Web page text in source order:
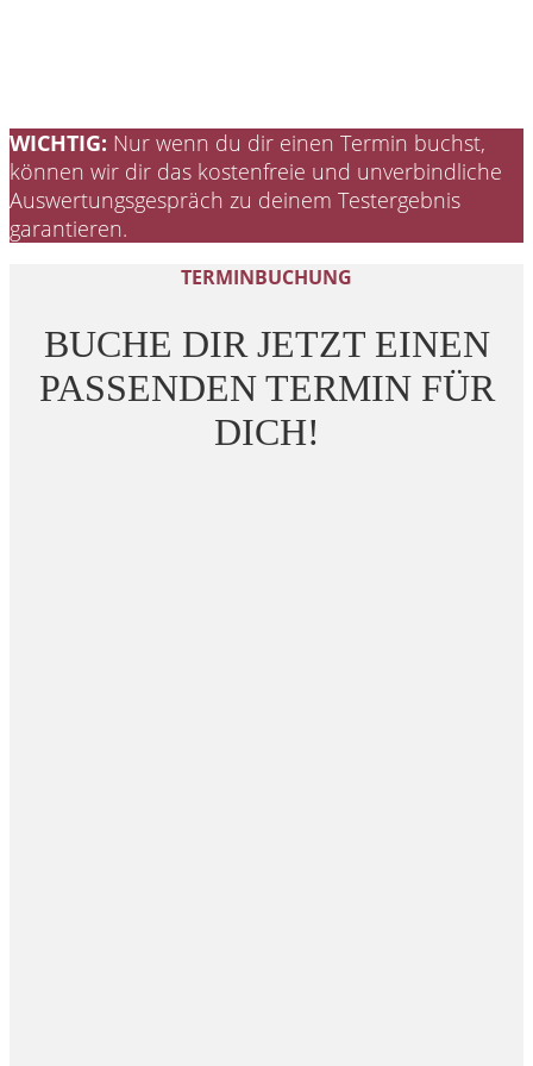
WICHTIG: Nur wenn du dir einen Termin buchst,
können wir dir das kostenfreie und unverbindliche
Auswertungsgespräch zu deinem Testergebnis
garantieren.
TERMINBUCHUNG
BUCHE DIR JETZT EINEN
PASSENDEN TERMIN FÜR
DICH!